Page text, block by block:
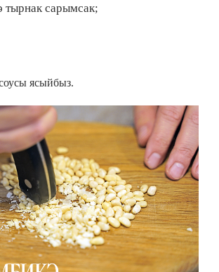
тырнак сарымсак;
ясыйбыз.